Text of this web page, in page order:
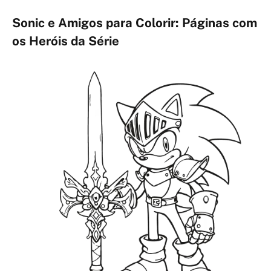
Sonic e Amigos para Colorir: Páginas com
os Heróis da Série